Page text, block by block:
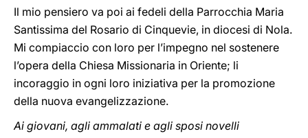
Il mio pensiero va poi ai fedeli della Parrocchia Maria
Santissima del Rosario di Cinquevie, in diocesi di Nola.
Mi compiaccio con loro per l’impegno nel sostenere
l’opera della Chiesa Missionaria in Oriente; li
incoraggio in ogni loro iniziativa per la promozione
della nuova evangelizzazione.
Ai giovani, agli ammalati e agli sposi novelli